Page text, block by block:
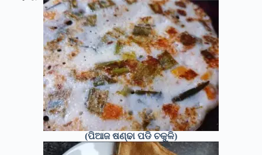
(ପିଆଜ ଷଣ୍ଢା ପଡି ଚକୁଳି)